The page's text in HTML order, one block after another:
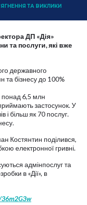
ТА ВИКЛИКИ
ДП «Дія»
та послуги, які вже
державного
та бізнесу до 100%
понад 6,5 млн
приймають застосунок. У
і більш як 70 послуг.
Костянтин поділився,
електронної гривні.
адмінпослуг та
в «Дії», в